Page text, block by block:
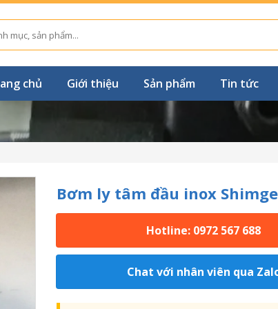
chủ Giới thiệu Sản phẩm Tin tức
Bơm ly tâm đầu inox Shimge
Hotline: 0972 567 688
Chat với nhân viên qua